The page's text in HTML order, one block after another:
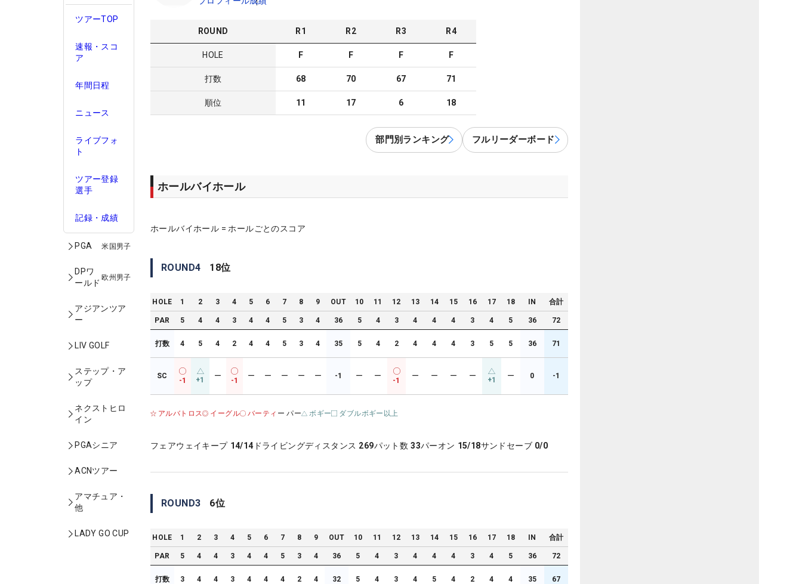
ツアーTOP
速報・スコ
ア
年間日程
ニュース
ライブフォ
ト
ツアー登録
選手
記録・成績
PGA 米国男子
DPワ
ールド
欧州男子
アジアンツア
ー
LIV GOLF
ステップ・ア
ップ
ネクストヒロ
イン
PGAシニア
ACNツアー
アマチュア・
他
LADY GO CUP
ROUND R1 R2 R3 R4
HOLE F F F F
打数 68 70 67 71
順位 11 17 6 18
部門別ランキング フルリーダーボード
ホールバイホール
ホールバイホール = ホールごとのスコア
ROUND4 18位
HOLE 1 2 3 4 5 6 7 8 9 OUT 10 11 12 13 14 15 16 17 18 IN 合計
PAR 5 4 4 3 4 4 5 3 4 36 5 4 3 4 4 4 3 4 5 36 72
打数 4 5 4 2 4 4 5 3 4 35 5 4 2 4 4 4 3 5 5 36 71
SC
-1 +1 ー
-1
ー ー ー ー ー -1 ー ー
-1
ー ー ー ー +1 ー 0 -1
アルバトロス イーグル バーティ ー パー ボギー ダブルボギー以上
フェアウェイキープ 14/14 ドライビングディスタンス 269パット数 33パーオン 15/18サンドセーブ 0/0
ROUND3 6位
HOLE 1 2 3 4 5 6 7 8 9 OUT 10 11 12 13 14 15 16 17 18 IN 合計
PAR 5 4 4 3 4 4 5 3 4 36 5 4 3 4 4 4 3 4 5 36 72
打数 3 4 4 3 4 4 4 2 4 32 5 4 3 4 5 4 2 4 4 35 67